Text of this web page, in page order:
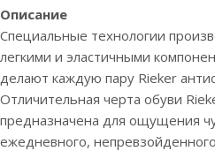
Описание
Специальные технологии
легкими и эластичными
делают каждую пару Rieker
Отличительная черта обуви
предназначена для ощущения
ежедневного,